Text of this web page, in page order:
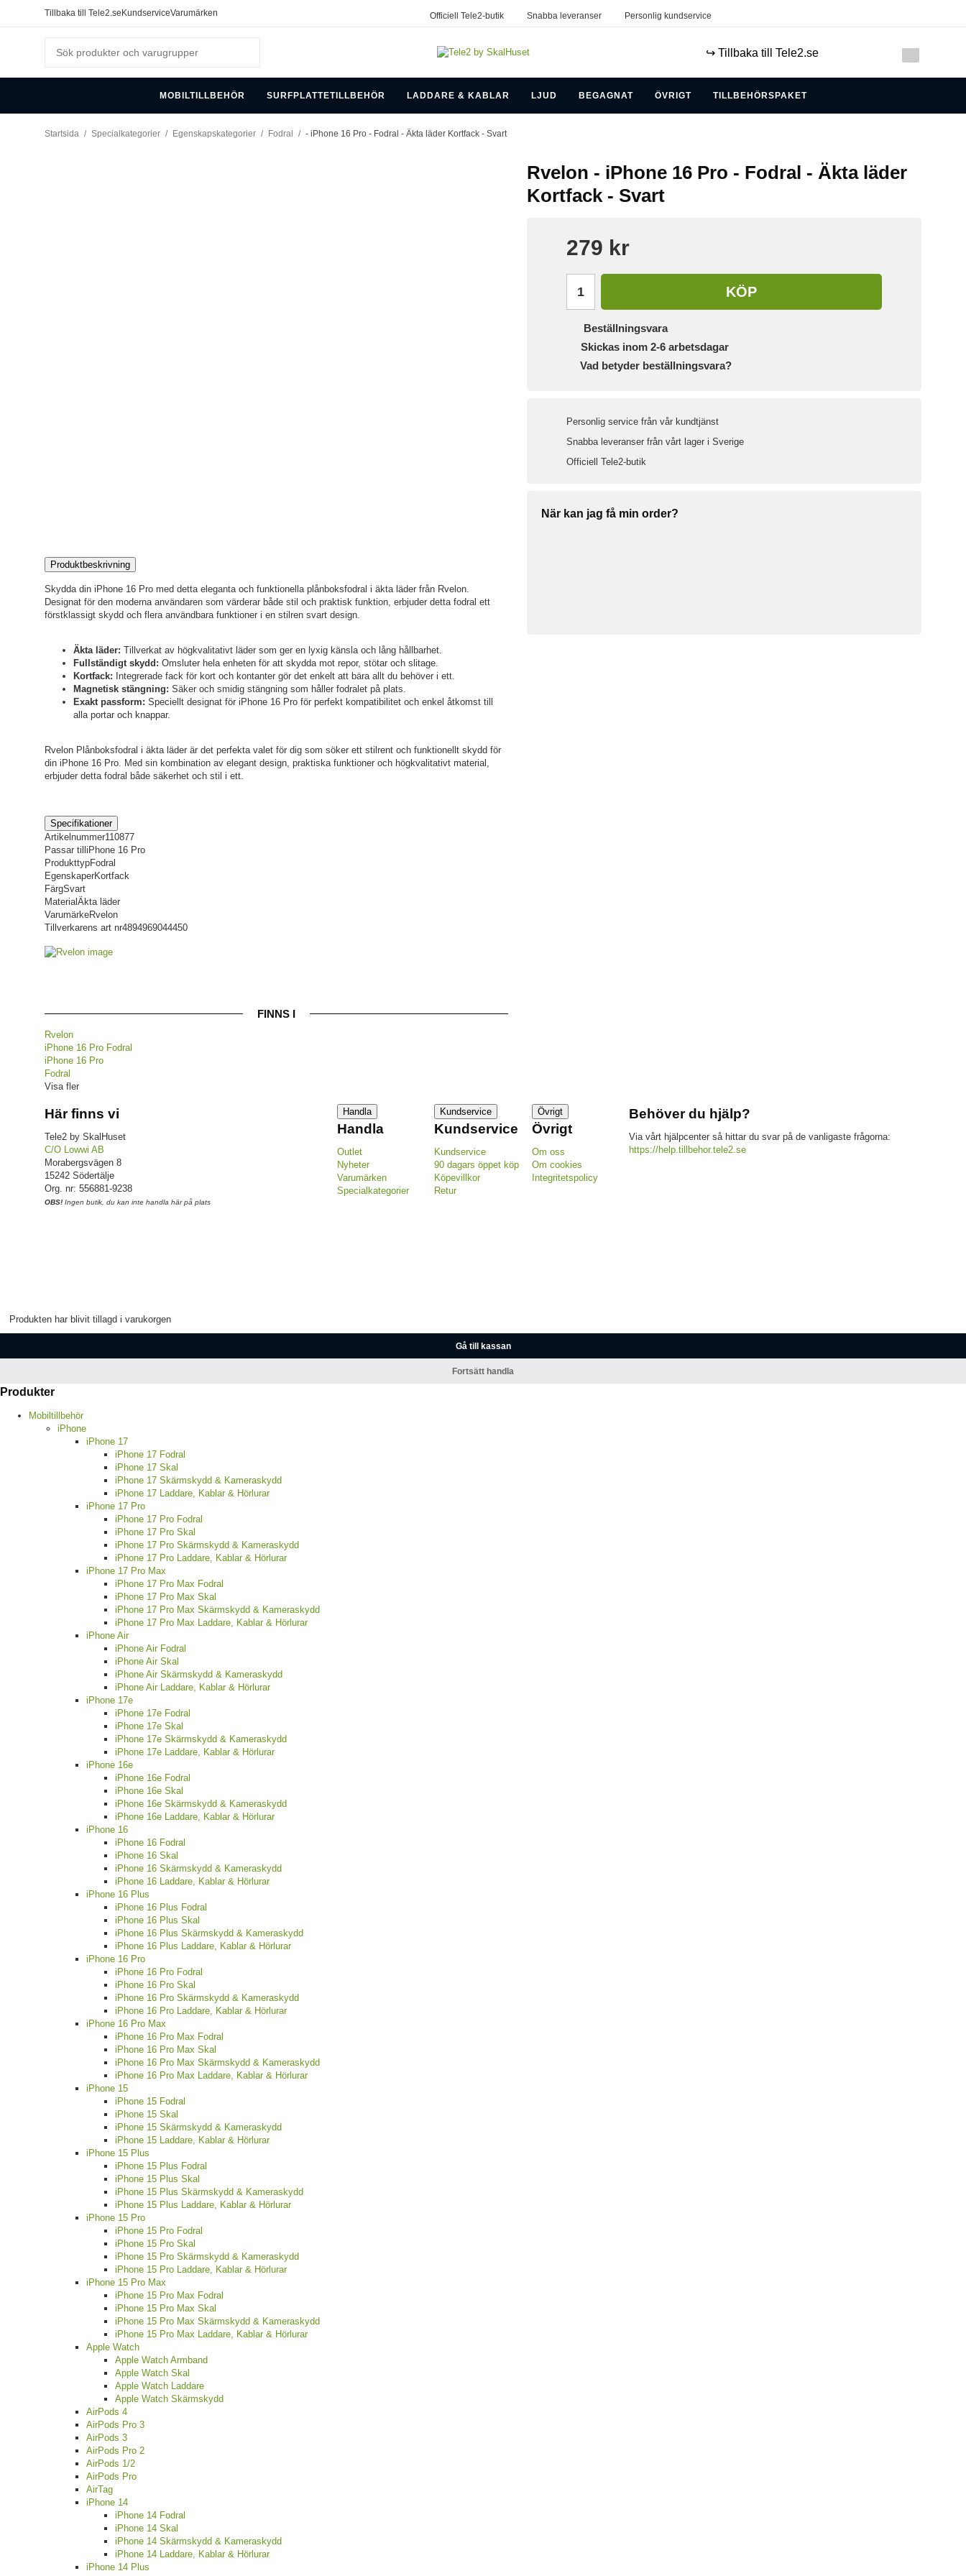
Tillbaka till Tele2.se KundserviceVarumärken Officiell Tele2-butik Snabba leveranser Personlig kundservice
↪️ Tillbaka till Tele2.se
MOBILTILLBEHÖR SURFPLATTETILLBEHÖR LADDARE & KABLAR LJUD BEGAGNAT ÖVRIGT TILLBEHÖRSPAKET
Startsida / Specialkategorier / Egenskapskategorier / Fodral / - iPhone 16 Pro - Fodral - Äkta läder Kortfack - Svart
Rvelon - iPhone 16 Pro - Fodral - Äkta läder
Kortfack - Svart
279 kr
KÖP
Beställningsvara
Skickas inom 2-6 arbetsdagar
Vad betyder beställningsvara?
Personlig service från vår kundtjänst
Snabba leveranser från vårt lager i Sverige
Officiell Tele2-butik
När kan jag få min order?
Produktbeskrivning
Skydda din iPhone 16 Pro med detta eleganta och funktionella plånboksfodral i äkta läder från Rvelon.
Designat för den moderna användaren som värderar både stil och praktisk funktion, erbjuder detta fodral ett
förstklassigt skydd och flera användbara funktioner i en stilren svart design.
Äkta läder: Tillverkat av högkvalitativt läder som ger en lyxig känsla och lång hållbarhet.
Fullständigt skydd: Omsluter hela enheten för att skydda mot repor, stötar och slitage.
Kortfack: Integrerade fack för kort och kontanter gör det enkelt att bära allt du behöver i ett.
Magnetisk stängning: Säker och smidig stängning som håller fodralet på plats.
Exakt passform: Speciellt designat för iPhone 16 Pro för perfekt kompatibilitet och enkel åtkomst till
alla portar och knappar.
Rvelon Plånboksfodral i äkta läder är det perfekta valet för dig som söker ett stilrent och funktionellt skydd för
din iPhone 16 Pro. Med sin kombination av elegant design, praktiska funktioner och högkvalitativt material,
erbjuder detta fodral både säkerhet och stil i ett.
Specifikationer
Artikelnummer110877
Passar till iPhone 16 Pro
ProdukttypFodral
EgenskaperKortfack
FärgSvart
MaterialÄkta läder
VarumärkeRvelon
Tillverkarens art nr4894969044450
FINNS I
Rvelon
iPhone 16 Pro Fodral
iPhone 16 Pro
Fodral
Visa fler
Här finns vi
Tele2 by SkalHuset
C/O Lowwi AB
Morabergsvägen 8
15242 Södertälje
Org. nr: 556881-9238
OBS! Ingen butik, du kan inte handla här på plats
Handla
Handla
Outlet
Nyheter
Varumärken
Specialkategorier
Kundservice
Kundservice
Kundservice
90 dagars öppet köp
Köpevillkor
Retur
Övrigt
Övrigt
Om oss
Om cookies
Integritetspolicy
Behöver du hjälp?
Via vårt hjälpcenter så hittar du svar på de vanligaste frågorna:
https://help.tillbehor.tele2.se
Produkten har blivit tillagd i varukorgen
Gå till kassan
Fortsätt handla
Produkter
Mobiltillbehör
iPhone
iPhone 17
iPhone 17 Fodral
iPhone 17 Skal
iPhone 17 Skärmskydd & Kameraskydd
iPhone 17 Laddare, Kablar & Hörlurar
iPhone 17 Pro
iPhone 17 Pro Fodral
iPhone 17 Pro Skal
iPhone 17 Pro Skärmskydd & Kameraskydd
iPhone 17 Pro Laddare, Kablar & Hörlurar
iPhone 17 Pro Max
iPhone 17 Pro Max Fodral
iPhone 17 Pro Max Skal
iPhone 17 Pro Max Skärmskydd & Kameraskydd
iPhone 17 Pro Max Laddare, Kablar & Hörlurar
iPhone Air
iPhone Air Fodral
iPhone Air Skal
iPhone Air Skärmskydd & Kameraskydd
iPhone Air Laddare, Kablar & Hörlurar
iPhone 17e
iPhone 17e Fodral
iPhone 17e Skal
iPhone 17e Skärmskydd & Kameraskydd
iPhone 17e Laddare, Kablar & Hörlurar
iPhone 16e
iPhone 16e Fodral
iPhone 16e Skal
iPhone 16e Skärmskydd & Kameraskydd
iPhone 16e Laddare, Kablar & Hörlurar
iPhone 16
iPhone 16 Fodral
iPhone 16 Skal
iPhone 16 Skärmskydd & Kameraskydd
iPhone 16 Laddare, Kablar & Hörlurar
iPhone 16 Plus
iPhone 16 Plus Fodral
iPhone 16 Plus Skal
iPhone 16 Plus Skärmskydd & Kameraskydd
iPhone 16 Plus Laddare, Kablar & Hörlurar
iPhone 16 Pro
iPhone 16 Pro Fodral
iPhone 16 Pro Skal
iPhone 16 Pro Skärmskydd & Kameraskydd
iPhone 16 Pro Laddare, Kablar & Hörlurar
iPhone 16 Pro Max
iPhone 16 Pro Max Fodral
iPhone 16 Pro Max Skal
iPhone 16 Pro Max Skärmskydd & Kameraskydd
iPhone 16 Pro Max Laddare, Kablar & Hörlurar
iPhone 15
iPhone 15 Fodral
iPhone 15 Skal
iPhone 15 Skärmskydd & Kameraskydd
iPhone 15 Laddare, Kablar & Hörlurar
iPhone 15 Plus
iPhone 15 Plus Fodral
iPhone 15 Plus Skal
iPhone 15 Plus Skärmskydd & Kameraskydd
iPhone 15 Plus Laddare, Kablar & Hörlurar
iPhone 15 Pro
iPhone 15 Pro Fodral
iPhone 15 Pro Skal
iPhone 15 Pro Skärmskydd & Kameraskydd
iPhone 15 Pro Laddare, Kablar & Hörlurar
iPhone 15 Pro Max
iPhone 15 Pro Max Fodral
iPhone 15 Pro Max Skal
iPhone 15 Pro Max Skärmskydd & Kameraskydd
iPhone 15 Pro Max Laddare, Kablar & Hörlurar
Apple Watch
Apple Watch Armband
Apple Watch Skal
Apple Watch Laddare
Apple Watch Skärmskydd
AirPods 4
AirPods Pro 3
AirPods 3
AirPods Pro 2
AirPods 1/2
AirPods Pro
AirTag
iPhone 14
iPhone 14 Fodral
iPhone 14 Skal
iPhone 14 Skärmskydd & Kameraskydd
iPhone 14 Laddare, Kablar & Hörlurar
iPhone 14 Plus